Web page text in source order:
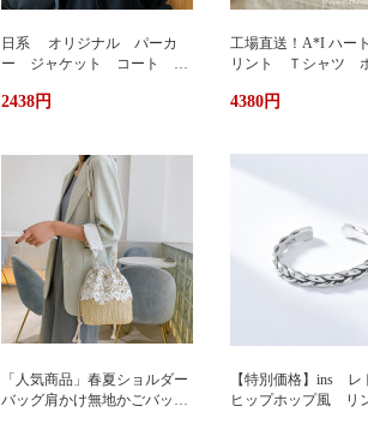
日系 オリジナル パーカ
ー ジャケット コート 暖
ス ユニセックス 男女兼用
2438円
工場直送！A*I ハー
リント Ｔシャツ
ニセックス おしゃ
4380円
「人気商品」春夏ショルダー
バッグ肩かけ無地かごバッグ
【特別価格】ins
ヒップホップ風 リ